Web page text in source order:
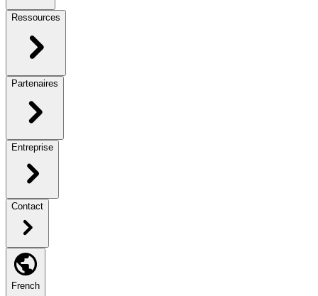
Ressources
Partenaires
Entreprise
Contact
French